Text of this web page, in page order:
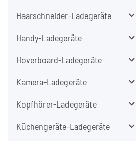
Haarschneider-Ladegeräte
Handy-Ladegeräte
Hoverboard-Ladegeräte
Kamera-Ladegeräte
Kopfhörer-Ladegeräte
Küchengeräte-Ladegeräte